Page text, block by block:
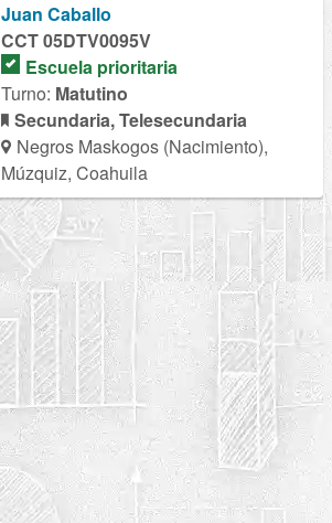
Juan Caballo
CCT 05DTV0095V
Escuela prioritaria
Turno: Matutino
Secundaria, Telesecundaria
Negros Maskogos (Nacimiento),
Múzquiz, Coahuila